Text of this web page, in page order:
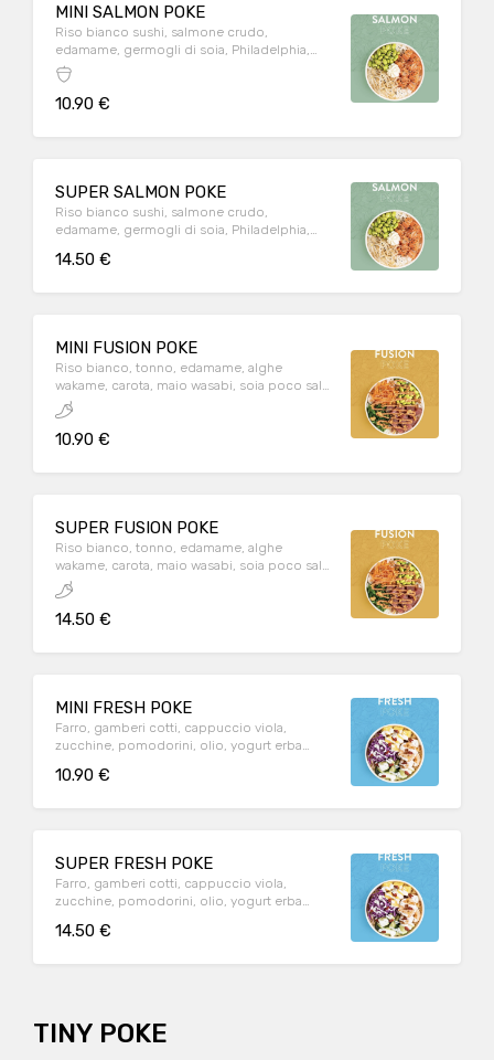
MINI SALMON POKE
Riso bianco sushi, salmone crudo,
edamame, germogli di soia, Philadelphia,
soia, sesamo
10.90 €
SUPER SALMON POKE
Riso bianco sushi, salmone crudo,
edamame, germogli di soia, Philadelphia,
14.50 €
MINI FUSION POKE
Riso bianco, tonno, edamame, alghe
wakame, carota, maio wasabi, soia poco sale
e cipolla croccante
10.90 €
SUPER FUSION POKE
Riso bianco, tonno, edamame, alghe
wakame, carota, maio wasabi, soia poco sale
e cipolla croccante
14.50 €
MINI FRESH POKE
Farro, gamberi cotti, cappuccio viola,
zucchine, pomodorini, olio, yogurt erba
10.90 €
SUPER FRESH POKE
Farro, gamberi cotti, cappuccio viola,
zucchine, pomodorini, olio, yogurt erba
14.50 €
TINY POKE